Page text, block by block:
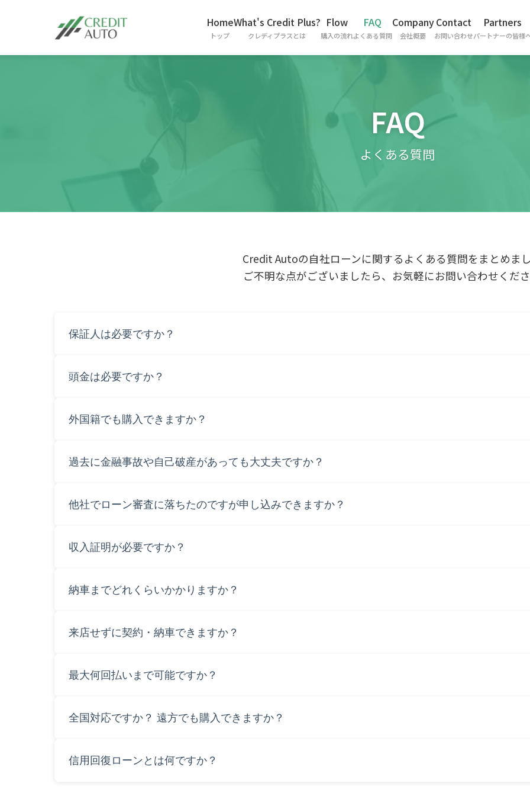
Home
トップ
What's Credit Plus?
クレディプラスとは
Flow
購入の流れ
FAQ
よくある質問
Company
会社概要
Contact
お問い合わせ
Partners
パートナーの皆様
FAQ
よくある質問
Credit Autoの自社ローンに関するよくある質問をまとめま
ご不明な点がございましたら、お気軽にお問い合わせくだ
保証人は必要ですか？
頭金は必要ですか？
外国籍でも購入できますか？
過去に金融事故や自己破産があっても大丈夫ですか？
他社でローン審査に落ちたのですが申し込みできますか？
収入証明が必要ですか？
納車までどれくらいかかりますか？
来店せずに契約・納車できますか？
最大何回払いまで可能ですか？
全国対応ですか？ 遠方でも購入できますか？
信用回復ローンとは何ですか？